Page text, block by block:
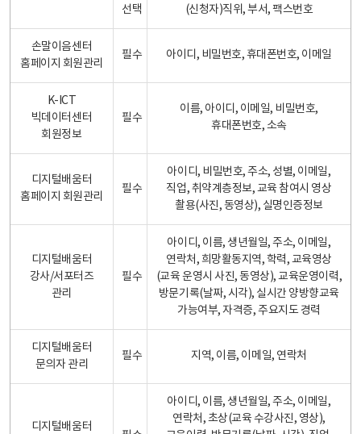
선택 (신청자)직위, 부서, 팩스번호
손말이음센터
홈페이지 회원관리
필수 아이디, 비밀번호, 휴대폰번호, 이메일
K-ICT
빅데이터센터
회원정보
필수
이름, 아이디, 이메일, 비밀번호,
휴대폰번호, 소속
디지털배움터
홈페이지 회원관리
필수
아이디, 비밀번호, 주소, 성별, 이메일,
직업, 취약계층정보, 교육 참여시 영상
촬용(사진, 동영상), 실명인증정보
디지털배움터
강사/서포터즈
관리
필수
아이디, 이름, 생년월일, 주소, 이메일,
연락처, 희망활동지역, 학력, 교육영상
(교육 운영시 사진, 동영상), 교육운영이력,
방문기록(날짜, 시각), 실시간 양방향교육
가능여부, 자격증, 주요지도 경력
디지털배움터
문의자 관리
필수 지역, 이름, 이메일, 연락처
디지털배움터
아이디, 이름, 생년월일, 주소, 이메일,
연락처, 초상(교육 수강사진, 영상),